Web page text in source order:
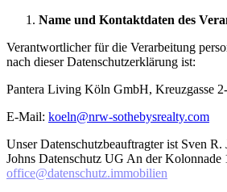
Name und Kontaktdaten des
Verantwortlicher für die Verarbeitung
nach dieser Datenschutzerklärung ist:
Pantera Living Köln GmbH, Kreuzgasse
E-Mail: koeln@nrw-sothebysrealty.com
Unser Datenschutzbeauftragter ist Sven R.
Johns Datenschutz UG An der
office@datenschutz.immobilien